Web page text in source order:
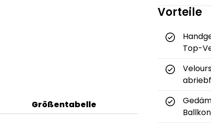
Vorteile
Top-
Größentabelle